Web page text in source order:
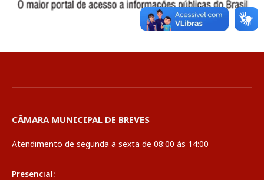
CÂMARA MUNICIPAL DE BREVES
Atendimento de segunda a sexta de 08:00 às 14:00
Presencial: